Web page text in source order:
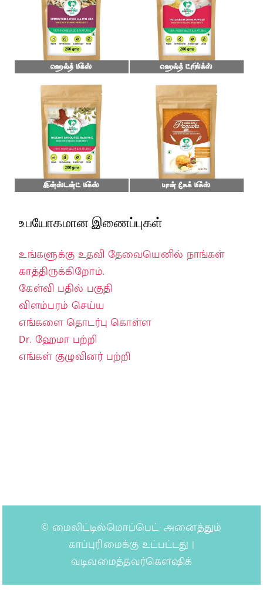
உபயோகமான இணைப்புகள்
உங்களுக்கு உதவி தேவையெனில் நாங்கள்
காத்திருக்கிறோம்.
கேள்வி பதில் பகுதி
விளம்பரம் செய்ய
எங்களை தொடர்பு கொள்ள
Dr. ஹேமா பற்றி
எங்கள் குழுவினர் பற்றி
© மைலிட்டில்மொப்பெட்· அனைத்தும்
காப்புரிமைக்கு உட்பட்டது |
வடிவமைத்தவர்கௌஷிக்